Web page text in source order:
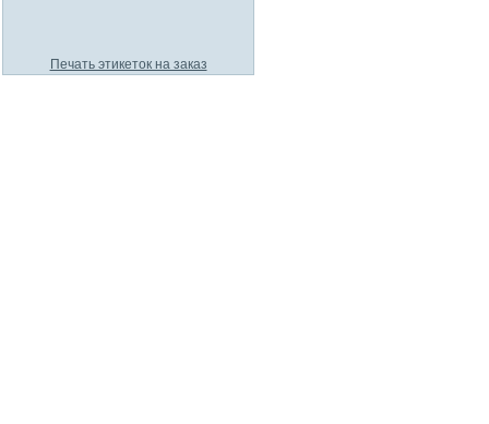
Печать этикеток на заказ